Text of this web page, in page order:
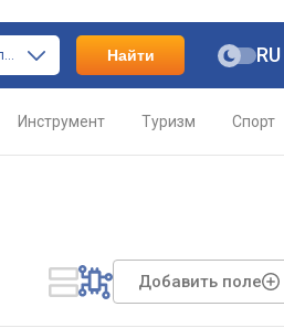
только оперативная память Найти RU
Инструмент Туризм Спорт
Добавить поле